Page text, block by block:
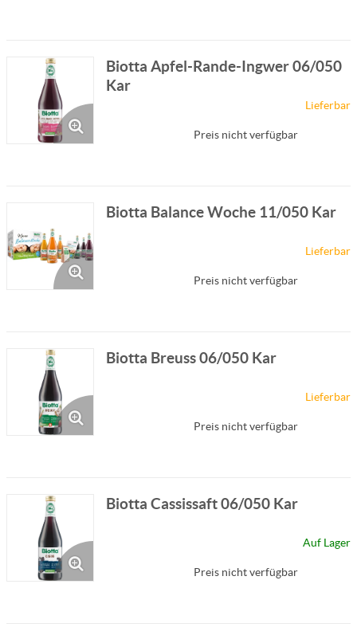
Biotta Apfel-Rande-Ingwer 06/050
Kar
Lieferbar
Preis nicht verfügbar
Biotta Balance Woche 11/050 Kar
Lieferbar
Preis nicht verfügbar
Biotta Breuss 06/050 Kar
Lieferbar
Preis nicht verfügbar
Biotta Cassissaft 06/050 Kar
Auf Lager
Preis nicht verfügbar